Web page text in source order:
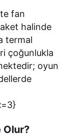
fan
halinde
termal
çoğunlukla
oyun
Olur?